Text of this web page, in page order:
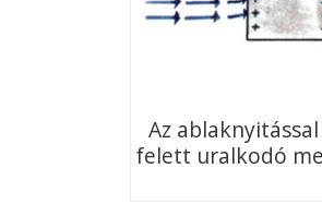
Az
felett uralkodó